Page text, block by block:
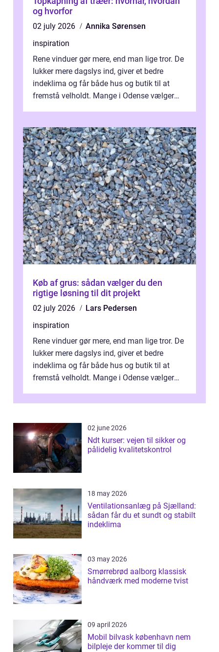
og hvorfor
02 july 2026
Annika Sørensen
inspiration
Rene vinduer gør mere, end man lige tror. De
lukker mere dagslys ind, giver et bedre
indeklima og får både hus og butik til at
fremstå velholdt. Mange i Odense vælger
Køb af grus: sådan vælger du den
rigtige løsning til dit projekt
02 july 2026
Lars Pedersen
inspiration
Rene vinduer gør mere, end man lige tror. De
lukker mere dagslys ind, giver et bedre
indeklima og får både hus og butik til at
fremstå velholdt. Mange i Odense vælger
02 june 2026
Ndt kurser: vejen til sikker og
pålidelig kvalitetskontrol
18 may 2026
Ventilationsanlæg på Sjælland:
sådan får du et sundt og stabilt
indeklima
03 may 2026
Smørrebrød aalborg klassisk
håndværk med moderne tvist
09 april 2026
Mobil bilvask københavn nem
bilpleje der kommer til dig